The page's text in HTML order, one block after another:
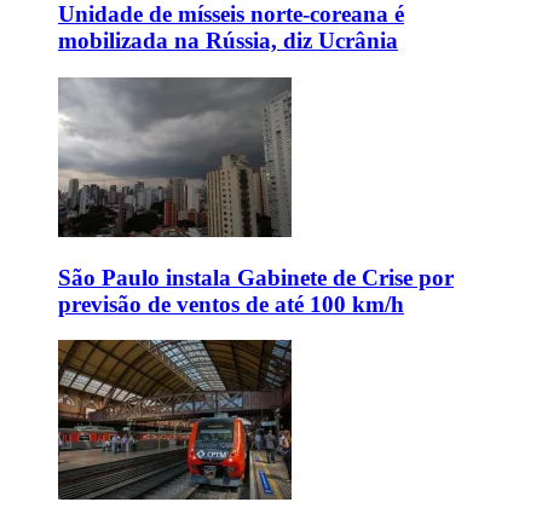
Unidade de mísseis norte-coreana é
mobilizada na Rússia, diz Ucrânia
São Paulo instala Gabinete de Crise por
previsão de ventos de até 100 km/h